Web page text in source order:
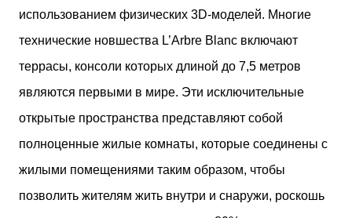
использованием физических 3D-моделей. Многие
технические новшества L’Arbre Blanc включают
террасы, консоли которых длиной до 7,5 метров
являются первыми в мире. Эти исключительные
открытые пространства представляют собой
полноценные жилые комнаты, которые соединены с
жилыми помещениями таким образом, чтобы
позволить жителям жить внутри и снаружи, роскошь